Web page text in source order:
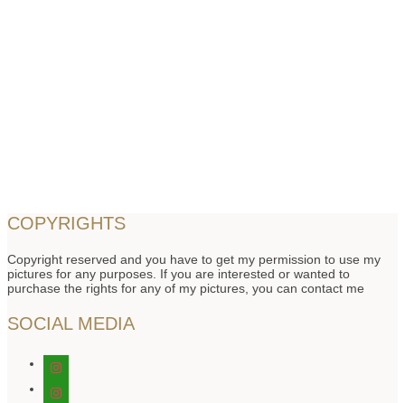
COPYRIGHTS
Copyright reserved and you have to get my permission to use my
pictures for any purposes. If you are interested or wanted to
purchase the rights for any of my pictures, you can contact me
SOCIAL MEDIA
instagram